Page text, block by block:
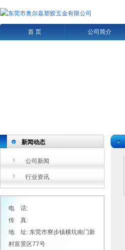
首 页 公司简介
新闻动态
公司新闻
行业资讯
电 话:
传 真:
地 址: 东莞市寮步镇横坑南门新
村富景区77号